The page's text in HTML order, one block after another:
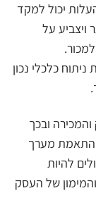
יכול למקד
ויצביע על
כלכלי נכון
ובכך
מערך
להיות
של העסק